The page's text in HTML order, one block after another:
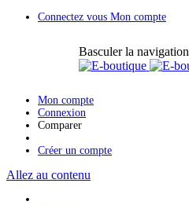
Connectez vous Mon compte
Basculer la navigation
Mon compte
Connexion
Comparer
Créer un compte
Allez au contenu